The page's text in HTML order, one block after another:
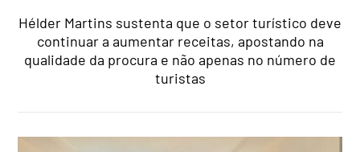
Hélder Martins sustenta que o setor turístico deve
continuar a aumentar receitas, apostando na
qualidade da procura e não apenas no número de
turistas